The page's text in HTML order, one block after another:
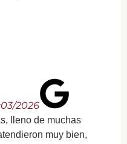
03/2026
lleno de muchas
muy bien,